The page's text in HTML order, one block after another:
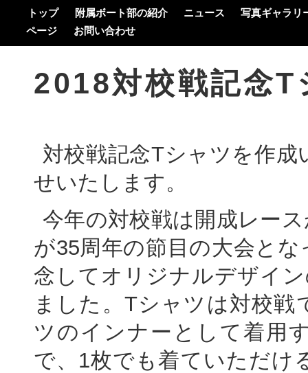
トップ 附属ボート部の紹介 ニュース
写真ギャラリ
ページ
お問い合わせ
2018対校戦記念
対校戦記念Tシャツを作
せいたします。
今年の対校戦は開成レー
が35周年の節目の大会と
念してオリジナルデザイ
ました。Tシャツは対校戦
ツのインナーとして着用
で、1枚でも着ていただけ